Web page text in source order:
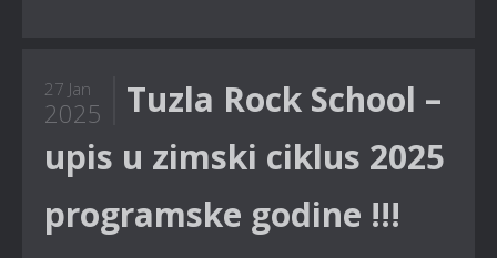
27 Jan
2025
Tuzla Rock School –
upis u zimski ciklus 2025
programske godine !!!